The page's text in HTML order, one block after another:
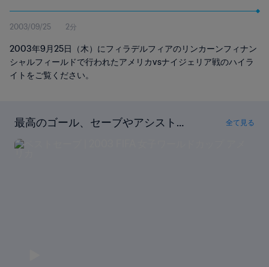
プ アメリカ｜ハイライト
2003/09/25 2分
2003年9月25日（木）にフィラデルフィアのリンカーンフィナン
シャルフィールドで行われたアメリカvsナイジェリア戦のハイラ
イトをご覧ください。
最高のゴール、セーブやアシストが
ここに！
全て見る